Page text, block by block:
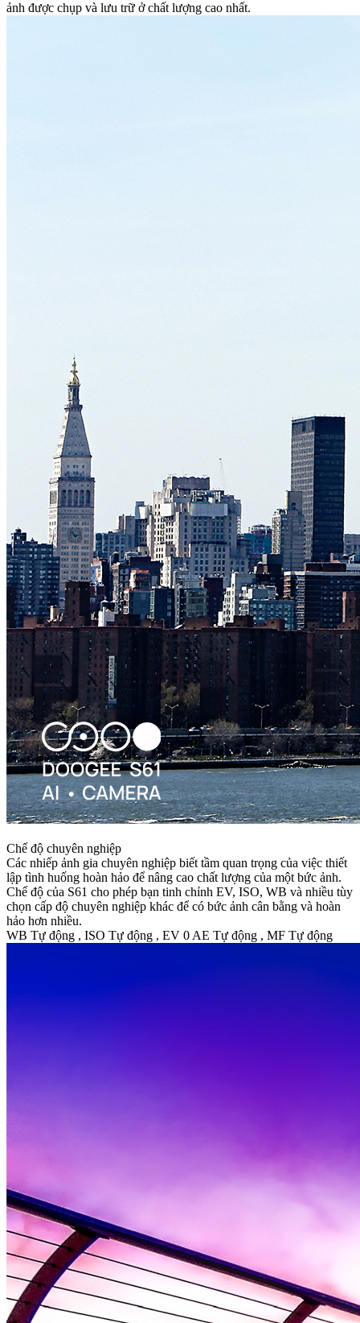
ảnh được chụp và lưu trữ ở chất lượng cao nhất.
Chế độ chuyên nghiệp
Các nhiếp ảnh gia chuyên nghiệp biết tầm quan trọng của việc thiết
lập tình huống hoàn hảo để nâng cao chất lượng của một bức ảnh.
Chế độ của S61 cho phép bạn tinh chỉnh EV, ISO, WB và nhiều tùy
chọn cấp độ chuyên nghiệp khác để có bức ảnh cân bằng và hoàn
hảo hơn nhiều.
WB Tự động , ISO Tự động , EV 0 AE Tự động , MF Tự động